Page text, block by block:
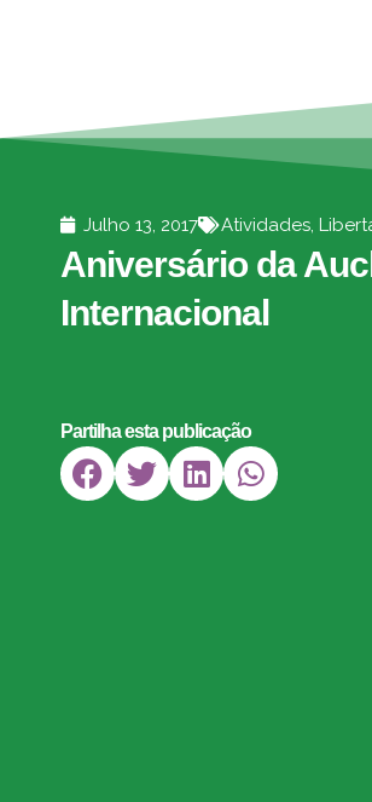
Julho 13, 2017 Atividades,
Aniversário da
Internacional
Partilha esta publicação